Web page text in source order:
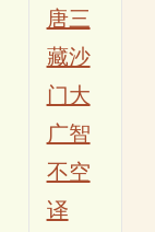
唐三
藏沙
门大
广智
不空
译